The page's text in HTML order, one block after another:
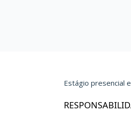
Estágio presencial